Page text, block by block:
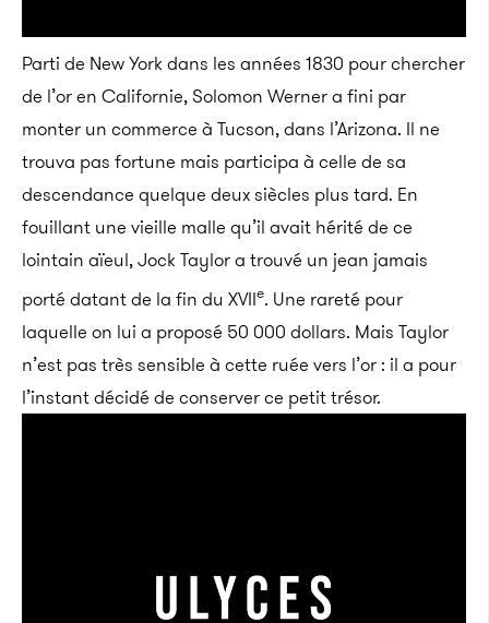
Parti de New York dans les années 1830 pour chercher
de l’or en Californie, Solomon Werner a fini par
monter un commerce à Tucson, dans l’Arizona. Il ne
trouva pas fortune mais participa à celle de sa
descendance quelque deux siècles plus tard. En
fouillant une vieille malle qu’il avait hérité de ce
lointain aïeul, Jock Taylor a trouvé un jean jamais
porté datant de la fin du XVIIe. Une rareté pour
laquelle on lui a proposé 50 000 dollars. Mais Taylor
n’est pas très sensible à cette ruée vers l’or : il a pour
l’instant décidé de conserver ce petit trésor.